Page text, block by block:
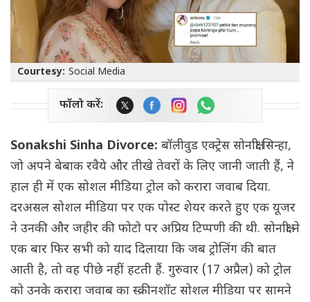
Courtesy: Social Media
फॉलो करें:
Sonakshi Sinha Divorce: बॉलीवुड एक्ट्रेस सोनाक्षी सिन्हा,
जो अपने बेबाक रवैये और तीखे तेवरों के लिए जानी जाती हैं, ने
हाल ही में एक सोशल मीडिया ट्रोल को करारा जवाब दिया.
दरअसल सोशल मीडिया पर एक पोस्ट शेयर करते हुए एक यूजर
ने उनकी और जहीर की फोटो पर अप्रिय टिप्पणी की थी. सोनाक्षी ने
एक बार फिर सभी को याद दिलाया कि जब ट्रोलिंग की बात
आती है, तो वह पीछे नहीं हटती हैं. गुरुवार (17 अप्रैल) को ट्रोल
को उनके करारा जवाब का स्क्रीनशॉट सोशल मीडिया पर सामने